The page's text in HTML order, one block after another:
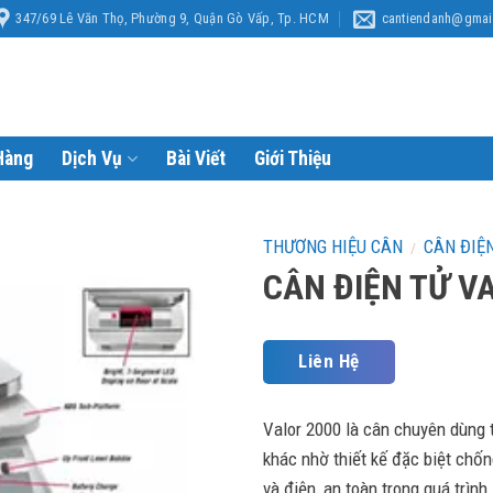
347/69 Lê Văn Thọ, Phường 9, Quận Gò Vấp, Tp. HCM
Dịch Vụ Bài Viết Giới Thiệu
THƯƠNG HIỆU CÂN / CÂN
CÂN ĐIỆN TỬ
Liên Hệ
Valor 2000 là cân chuyên
khác nhờ thiết kế đặc biệt
và điện, an toàn trong quá